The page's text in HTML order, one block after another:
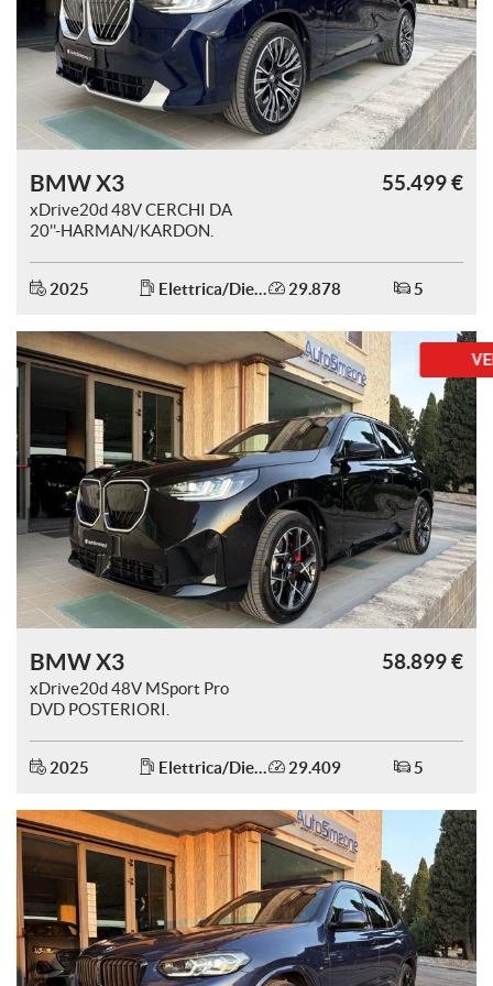
BMW X3
xDrive20d 48V CERCHI DA
20''-HARMAN/KARDON.
55.499 €
2025 Elettrica/Diesel 29.878 5
VENDUTA
BMW X3
xDrive20d 48V MSport Pro
DVD POSTERIORI.
58.899 €
2025 Elettrica/Diesel 29.409 5
PROMOZIONE
tracciamento
che
adottiamo
offrire
le
funzionalità
svolgere
le
attività
descritte.
ottenere
maggiori
informazioni
sul
funzionamento
di
questi
strumenti
di
tracciamento
rimanda
cookie
policy.
Puoi
e
modificare
tue
scelte
qualsiasi
momento.